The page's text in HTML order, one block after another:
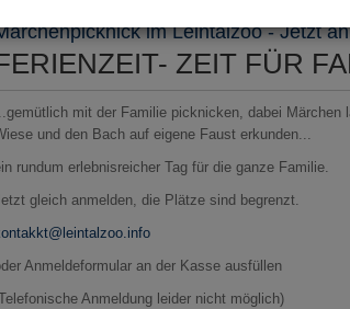
im Leintalzoo - Jetzt
ZEIT FÜR
mit der Familie picknicken, dabei
und den Bach auf eigene Faust erkunden...
rundum erlebnisreicher Tag für die ganze Familie.
gleich anmelden, die Plätze sind begrenzt.
Anmeldeformular an der Kasse ausfüllen
Anmeldung leider nicht möglich)